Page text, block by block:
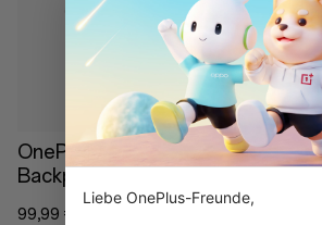
Nicht auf Lager
OnePlus Rolltop
Backpack
99,99 €
Liebe OnePlus-Freunde,